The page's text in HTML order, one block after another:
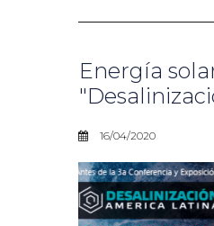
Energía
16/04/2020